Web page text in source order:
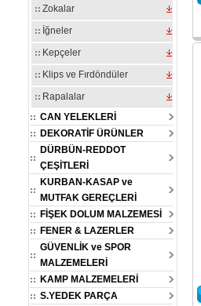
Zokalar
İğneler
Kepçeler
Klips ve Fırdöndüler
Rapalalar
CAN YELEKLERİ
DEKORATİF ÜRÜNLER
DÜRBÜN-REDDOT
ÇEŞİTLERİ
KURBAN-KASAP ve
MUTFAK GEREÇLERİ
FİŞEK DOLUM MALZEMESİ
FENER & LAZERLER
GÜVENLİK ve SPOR
MALZEMELERİ
KAMP MALZEMELERİ
S.YEDEK PARÇA